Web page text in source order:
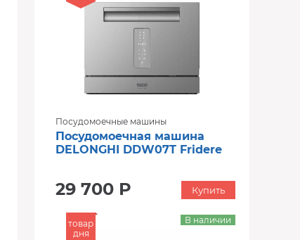
Посудомоечные машины
Посудомоечная машина
DELONGHI DDW07T Fridere
29 700 Р Купить
товар
дня
В наличии